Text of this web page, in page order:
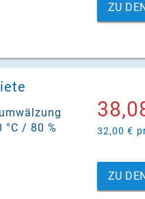
ZU
/ 80 %
32,00 €
ZU